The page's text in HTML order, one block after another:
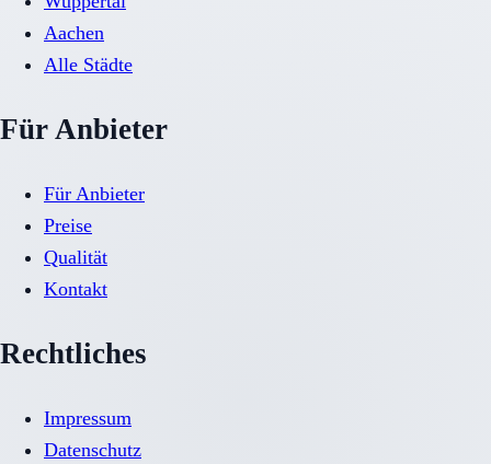
Aachen
Alle Städte
Für Anbieter
Für Anbieter
Preise
Qualität
Kontakt
Rechtliches
Impressum
Datenschutz